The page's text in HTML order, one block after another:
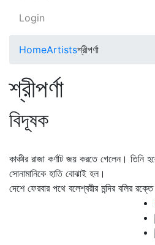
Login
HomeArtistsশ্রীপর্ণা
শ্রীপর্ণা
বিদূষক
কাঞ্চীর রাজা কর্ণাট জয় করতে গেলেন। তিনি
সোনামানিকে হাতি বোঝাই হল।
দেশে ফেরবার পথে বলেশ্বরীর মন্দির বলির